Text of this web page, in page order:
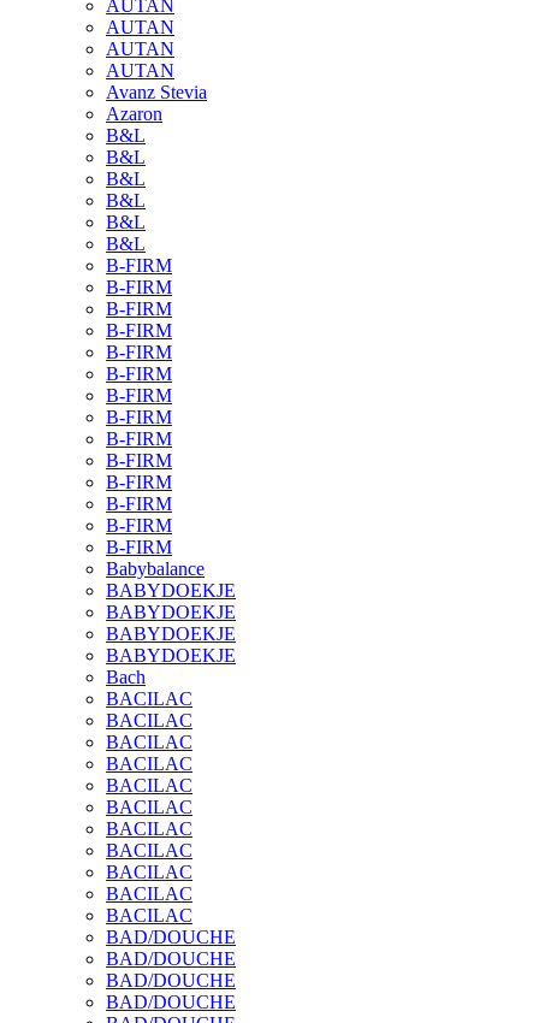
AUTAN
AUTAN
AUTAN
AUTAN
Avanz Stevia
Azaron
B&L
B&L
B&L
B&L
B&L
B&L
B-FIRM
B-FIRM
B-FIRM
B-FIRM
B-FIRM
B-FIRM
B-FIRM
B-FIRM
B-FIRM
B-FIRM
B-FIRM
B-FIRM
B-FIRM
B-FIRM
Babybalance
BABYDOEKJE
BABYDOEKJE
BABYDOEKJE
BABYDOEKJE
Bach
BACILAC
BACILAC
BACILAC
BACILAC
BACILAC
BACILAC
BACILAC
BACILAC
BACILAC
BACILAC
BACILAC
BAD/DOUCHE
BAD/DOUCHE
BAD/DOUCHE
BAD/DOUCHE